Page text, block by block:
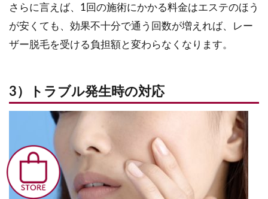
さらに言えば、1回の施術にかかる料金はエステのほう
が安くても、効果不十分で通う回数が増えれば、レー
ザー脱毛を受ける負担額と変わらなくなります。
3）トラブル発生時の対応